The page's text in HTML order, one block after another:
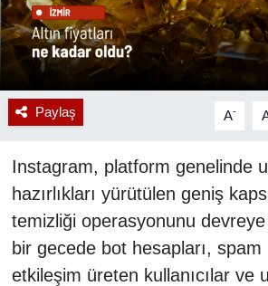
Paylaş A-
Instagram, platform genelinde
hazırlıkları yürütülen geniş
temizliği operasyonunu
bir gecede bot hesapları,
etkileşim üreten kullanıcılar ve